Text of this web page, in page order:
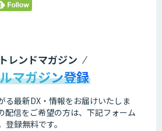
レンドマガジン
マガジン登録
る最新DX・情報をお届けいたしま
配信をご希望の方は、下記フォーム
録無料です。